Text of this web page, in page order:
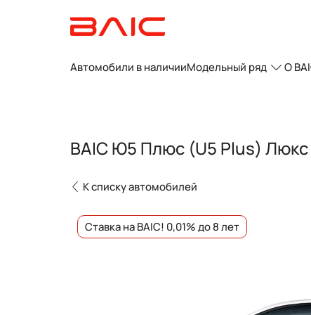
Автомобили в наличииМодельный ряд О
BAIC Ю5 Плюс (U5 Plus)
К списку автомобилей
Ставка на BAIC! 0,01% до 8 лет